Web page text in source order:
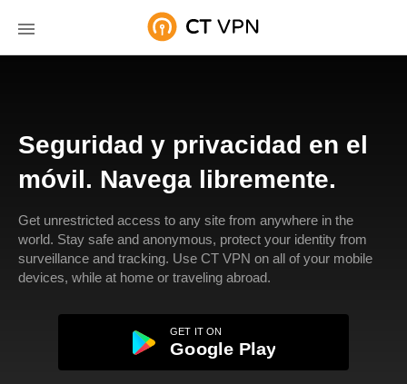
Seguridad y privacidad en el
móvil. Navega libremente.
Get unrestricted access to any site from anywhere in the
world. Stay safe and anonymous, protect your identity from
surveillance and tracking. Use CT VPN on all of your mobile
devices, while at home or traveling abroad.